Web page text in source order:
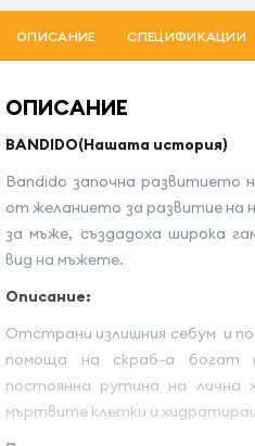
ОПИСАНИЕ СПЕЦИФИКАЦИИ
ОПИСАНИЕ
BANDIDO(Нашата история)
Bandido започна развитието
от желанието за развитие на
за мъже, създадоха широка
вид на мъжете.
Описаниe:
Отстрани излишния себум и
помоща на скраб-а богат
постоянна рутина на лична
мъртвите клетки и